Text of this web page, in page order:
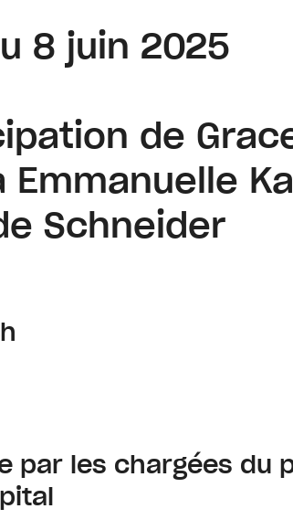
8 juin 2025
de
Emmanuelle
Schneider
par les chargées du